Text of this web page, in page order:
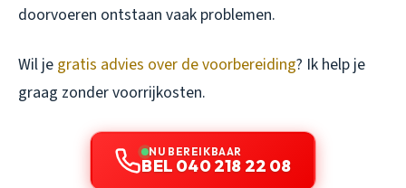
doorvoeren ontstaan vaak problemen.
Wil je gratis advies over de voorbereiding? Ik help je
graag zonder voorrijkosten.
NU BEREIKBAAR
BEL 040 218 22 08